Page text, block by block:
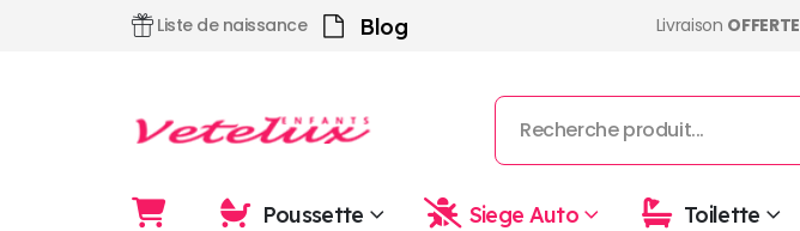
Liste de naissance Blog Livraison OFFERTE
Poussette Siege Auto Toilette